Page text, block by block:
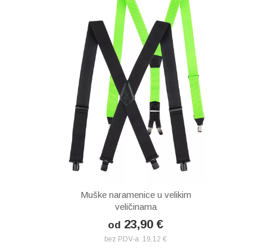
Muške naramenice u velikim
veličinama
od 23,90 €
bez PDV-a 19,12 €